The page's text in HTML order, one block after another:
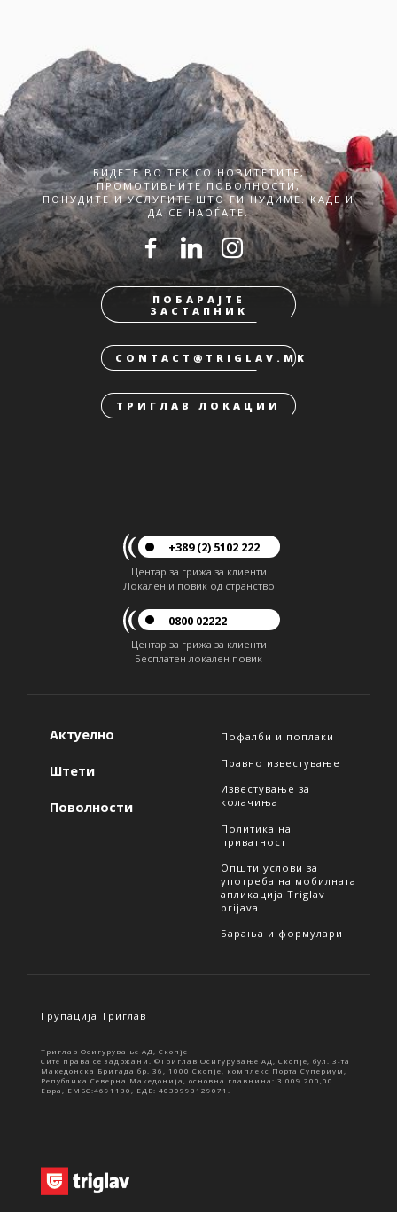
БИДЕТЕ ВО ТЕК СО НОВИТЕТИТЕ,
ПРОМОТИВНИТЕ ПОВОЛНОСТИ,
ПОНУДИТЕ И УСЛУГИТЕ ШТО ГИ НУДИМЕ. КАДЕ И
ДА СЕ НАОЃАТЕ.
ПОБАРАЈТЕ
ЗАСТАПНИК
CONTACT@TRIGLAV.MK
ТРИГЛАВ ЛОКАЦИИ
+389 (2) 5102 222
Центар за грижа за клиенти
Локален и повик од странство
0800 02222
Центар за грижа за клиенти
Бесплатен локален повик
Актуелно
Штети
Поволности
Пофалби и поплаки
Правно известување
Известување за
колачиња
Политика на
приватност
Општи услови за
употреба на мобилната
апликација Triglav
prijava
Барања и формулари
Групација Триглав
Триглав Осигурување АД, Скопје
Сите права се задржани. ©Триглав Осигурување АД, Скопје, бул. 3-та
Македонска Бригада бр. 36, 1000 Скопје, комплекс Порта Супериум,
Република Северна Македонија, основна главнина: 3.009.200,00
Евра, ЕМБС:4691130, ЕДБ: 4030993129071.